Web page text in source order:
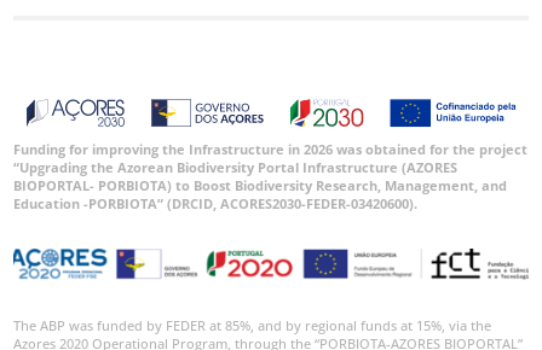
Funding for improving the Infrastructure in 2026 was obtained for the project
“Upgrading the Azorean Biodiversity Portal Infrastructure (AZORES
BIOPORTAL- PORBIOTA) to Boost Biodiversity Research, Management, and
Education -PORBIOTA” (DRCID, ACORES2030-FEDER-03420600).
The ABP was funded by FEDER at 85%, and by regional funds at 15%, via the
Azores 2020 Operational Program, through the “PORBIOTA-AZORES BIOPORTAL”